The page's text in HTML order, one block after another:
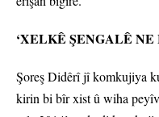
‘XELKÊ ŞENGALÊ NE
Şoreş Didêrî jî komkujiya
kirin bi bîr xist û wiha